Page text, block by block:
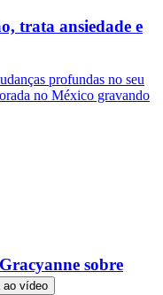
trata ansiedade e
profundas no seu
no México gravando
sobre
ao vídeo